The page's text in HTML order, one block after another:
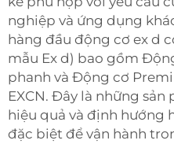
nghiệp và ứng dụng
hàng đầu động cơ ex d
mẫu Ex d) bao gồm
phanh và Động cơ
EXCN. Đây là những
hiệu quả và định hướng
đặc biệt để vận hành